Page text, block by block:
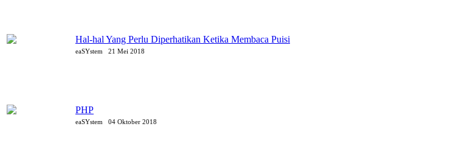
Hal-hal Yang Perlu Diperhatikan Ketika Membaca Puisi
eaSYstem 21 Mei 2018
PHP
eaSYstem 04 Oktober 2018